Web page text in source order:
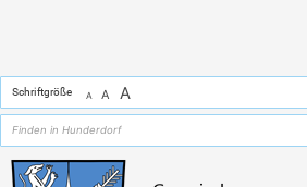
Schriftgröße A A A